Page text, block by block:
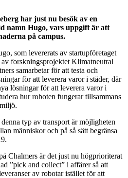
har just nu besök av en
namn Hugo, vars uppgift är att
på campus.
som levererats av startupföretaget
av forskningsprojektet Klimatneutral
samarbetar för att testa och
för att leverera varor i städer, där
lösningar för att leverera varor i
hur roboten fungerar tillsammans
typ av transport är möjligheten
människor och på så sätt begränsa
Chalmers är det just nu högprioriterat
”pick and collect” i affärer så att
av robotar istället för att